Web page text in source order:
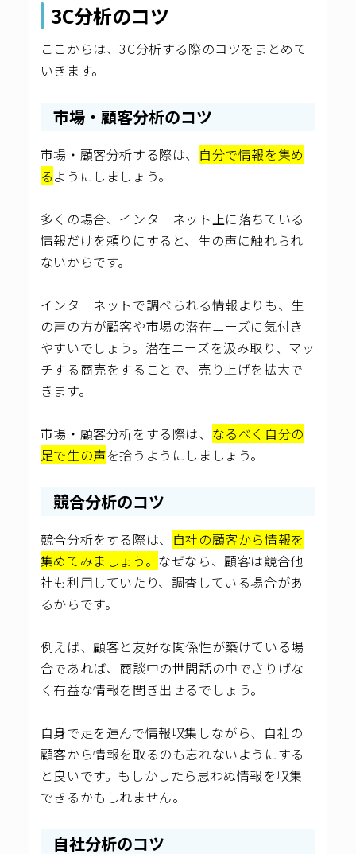
3C分析のコツ
ここからは、3C分析する際のコツをまとめて
いきます。
市場・顧客分析のコツ
市場・顧客分析する際は、 自分で情報を集め
るようにしましょう。
多くの場合、インターネット上に落ちている
情報だけを頼りにすると、生の声に触れられ
ないからです。
インターネットで調べられる情報よりも、生
の声の方が顧客や市場の潜在ニーズに気付き
やすいでしょう。潜在ニーズを汲み取り、マッ
チする商売をすることで、売り上げを拡大で
きます。
市場・顧客分析をする際は、 なるべく自分の
足で生の声を拾うようにしましょう。
競合分析のコツ
競合分析をする際は、 自社の顧客から情報を
集めてみましょう。 なぜなら、顧客は競合他
社も利用していたり、調査している場合があ
るからです。
例えば、顧客と友好な関係性が築けている場
合であれば、商談中の世間話の中でさりげな
く有益な情報を聞き出せるでしょう。
自身で足を運んで情報収集しながら、自社の
顧客から情報を取るのも忘れないようにする
と良いです。もしかしたら思わぬ情報を収集
できるかもしれません。
自社分析のコツ